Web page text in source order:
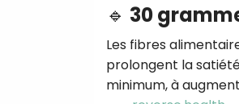
🔹 30
Les fibres
prolongent la
minimum, à